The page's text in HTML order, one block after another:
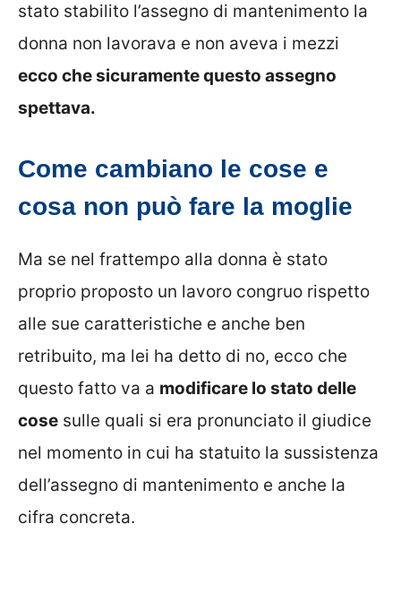
stato stabilito l’assegno di mantenimento la
donna non lavorava e non aveva i mezzi
ecco che sicuramente questo assegno
spettava.
Come cambiano le cose e
cosa non può fare la moglie
Ma se nel frattempo alla donna è stato
proprio proposto un lavoro congruo rispetto
alle sue caratteristiche e anche ben
retribuito, ma lei ha detto di no, ecco che
questo fatto va a modificare lo stato delle
cose sulle quali si era pronunciato il giudice
nel momento in cui ha statuito la sussistenza
dell’assegno di mantenimento e anche la
cifra concreta.